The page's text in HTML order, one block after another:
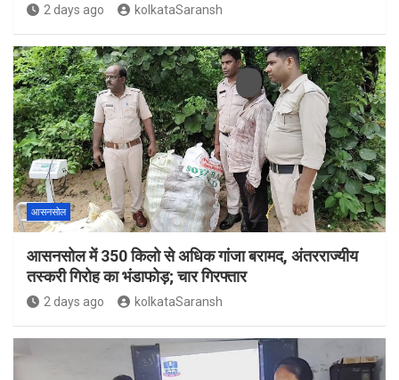
2 days ago kolkataSaransh
आसनसोल
आसनसोल में 350 किलो से अधिक गांजा बरामद, अंतरराज्यीय
तस्करी गिरोह का भंडाफोड़; चार गिरफ्तार
2 days ago kolkataSaransh